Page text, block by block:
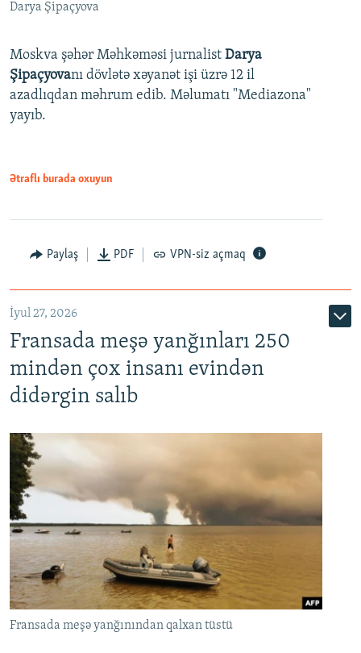
Darya Şipaçyova
Moskva şəhər Məhkəməsi jurnalist Darya
Şipaçyovanı dövlətə xəyanət işi üzrə 12 il
azadlıqdan məhrum edib. Məlumatı "Mediazona"
yayıb.
Ətraflı burada oxuyun
Paylaş PDF VPN-siz açmaq
İyul 27, 2026
Fransada meşə yanğınları 250
mindən çox insanı evindən
didərgin salıb
Fransada meşə yanğınından qalxan tüstü